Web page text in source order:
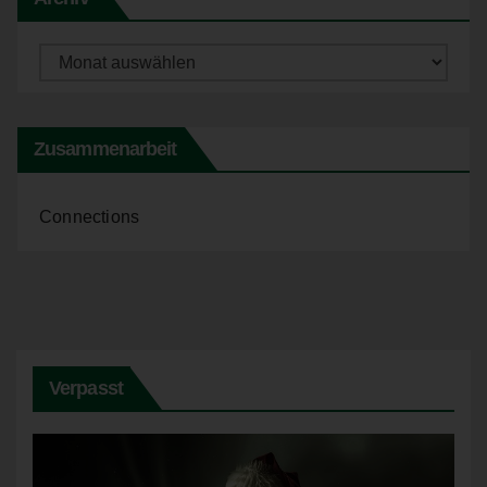
Archiv
Zusammenarbeit
Connections
Verpasst
oder vorherzusagen.
f) Pseudonymisierung
personenbezogenen Daten ohne Hinzuziehung
zusätzlicher Informationen nicht mehr einer spezifischen
diese zusätzlichen Informationen gesondert aufbewahrt
Verarbeitung Verantwortlicher
Verantwortlicher oder für die Verarbeitung
gemeinsam mit anderen über die Zwecke und Mittel der